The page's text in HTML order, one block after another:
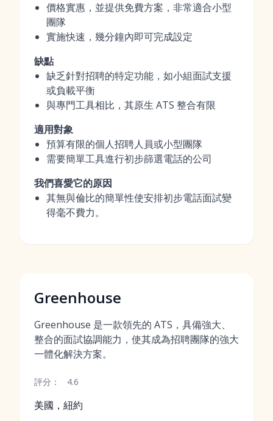
價格實惠，並提供免費方案，非常適合小型
團隊
實施快速，幾分鐘內即可完成設定
缺點
缺乏針對招聘的特定功能，如小組面試支援
或負載平衡
與專門工具相比，其原生 ATS 整合有限
適用對象
預算有限的個人招聘人員或小型團隊
需要簡單工具進行初步篩選電話的公司
我們喜愛它的原因
其無與倫比的簡單性使安排初步電話面試變
得毫不費力。
Greenhouse
Greenhouse 是一款領先的 ATS，具備強大、
整合的面試協調能力，使其成為招聘團隊的強大
一體化解決方案。
評分： 4.6
美國，紐約